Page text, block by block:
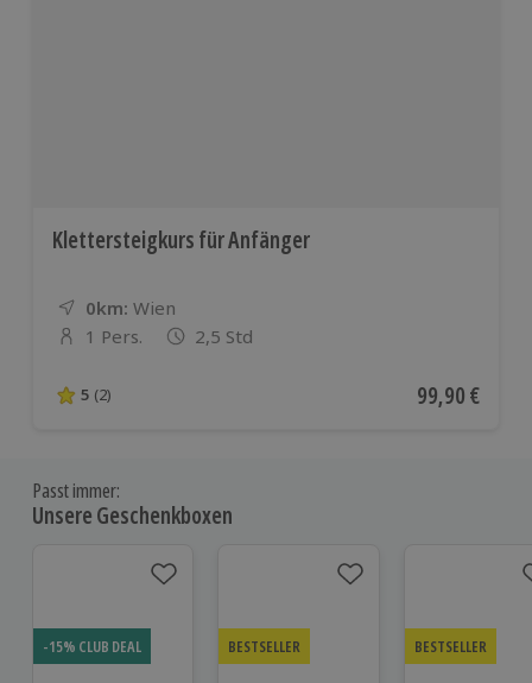
Klettersteigkurs für Anfänger
0km: Entfernung
Standort
Wien
Anzahl der Teilnehmer
1 Pers. 2,5 Std
5 von 5 Sternen basierend auf 2 Bewertungen
5 (2) Aktueller
99,90 €
Passt immer:
Unsere Geschenkboxen
-15% CLUB DEAL BESTSELLER BESTSELLER